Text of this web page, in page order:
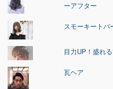
ーアフター
スモーキートパ
目力UP！盛れ
瓦ヘア